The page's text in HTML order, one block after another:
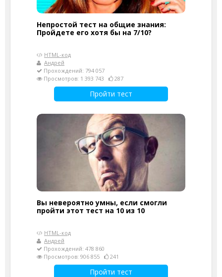
Непростой тест на общие знания:
Пройдете его хотя бы на 7/10?
HTML-код
Андрей
Прохождений: 794 057
Просмотров: 1 393 743
287
Пройти тест
Вы невероятно умны, если смогли
пройти этот тест на 10 из 10
HTML-код
Андрей
Прохождений: 478 860
Просмотров: 906 855
241
Пройти тест